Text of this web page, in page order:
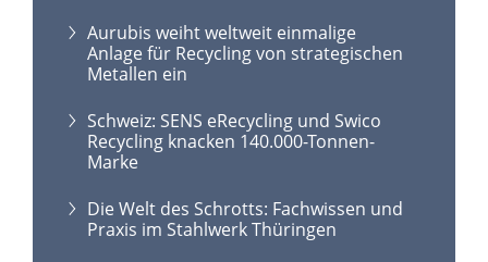
Aurubis weiht weltweit einmalige
Anlage für Recycling von strategischen
Metallen ein
Schweiz: SENS eRecycling und Swico
Recycling knacken 140.000-Tonnen-
Marke
Die Welt des Schrotts: Fachwissen und
Praxis im Stahlwerk Thüringen